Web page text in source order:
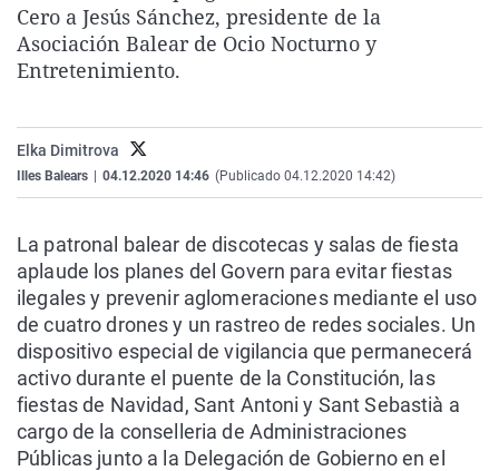
La rosa de los vientos
Gente viajera
Caso
Retornados
Operación Viuda
Extremadura
Galicia
Navarra
País Vasco
Virales
Televisión
Cero a Jesús Sánchez, presidente de la
Asociación Balear de Ocio Nocturno y
Entretenimiento.
Elka Dimitrova
Illes Balears 04.12.2020 14:46 (Publicado 04.12.2020 14:42)
La patronal balear de discotecas y salas de fiesta
aplaude los planes del Govern para evitar fiestas
ilegales y prevenir aglomeraciones mediante el uso
de cuatro drones y un rastreo de redes sociales. Un
dispositivo especial de vigilancia que permanecerá
activo durante el puente de la Constitución, las
fiestas de Navidad, Sant Antoni y Sant Sebastià a
cargo de la conselleria de Administraciones
Públicas junto a la Delegación de Gobierno en el